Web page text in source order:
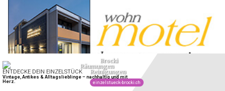
wohnMOTEL / Veltus AG: Flexibles Wohnen auf Zeit in Hinterforst SG